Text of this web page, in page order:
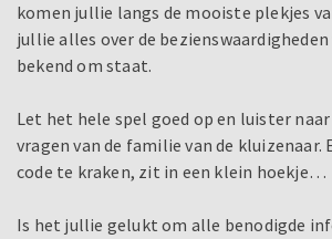
komen jullie langs de mooiste plekjes
jullie alles over de bezienswaardigheden
bekend om staat.
Let het hele spel goed op en luister
vragen van de familie van de kluizenaar.
code te kraken, zit in een klein hoekje…
Is het jullie gelukt om alle benodigde